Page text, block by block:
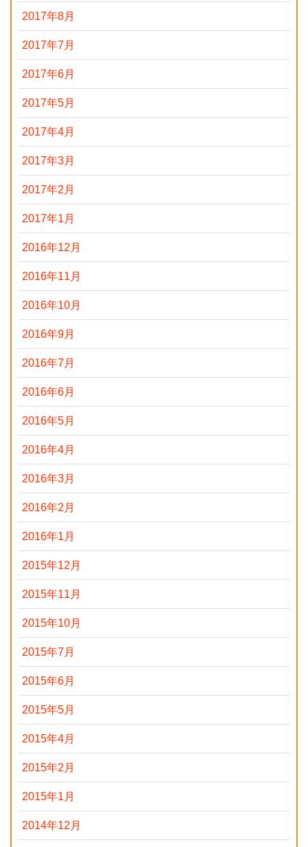
2017年8月
2017年7月
2017年6月
2017年5月
2017年4月
2017年3月
2017年2月
2017年1月
2016年12月
2016年11月
2016年10月
2016年9月
2016年7月
2016年6月
2016年5月
2016年4月
2016年3月
2016年2月
2016年1月
2015年12月
2015年11月
2015年10月
2015年7月
2015年6月
2015年5月
2015年4月
2015年2月
2015年1月
2014年12月